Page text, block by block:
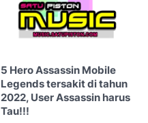
5 Hero Assassin Mobile
Legends tersakit di tahun
2022, User Assassin harus
Tau!!!